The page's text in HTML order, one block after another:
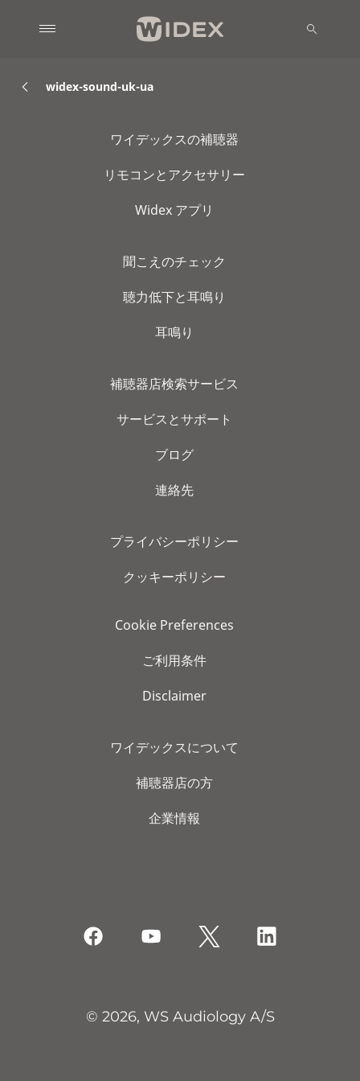
widex-sound-uk-ua
ワイデックスの補聴器
リモコンとアクセサリー
Widex アプリ
聞こえのチェック
聴力低下と耳鳴り
耳鳴り
補聴器店検索サービス
サービスとサポート
ブログ
連絡先
プライバシーポリシー
クッキーポリシー
Cookie Preferences
ご利用条件
Disclaimer
ワイデックスについて
補聴器店の方
企業情報
© 2026, WS Audiology A/S